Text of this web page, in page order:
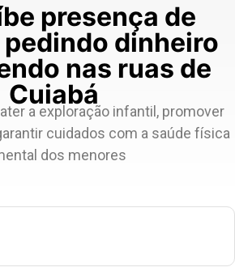
presença de
dinheiro
nas ruas de
Cuiabá
a exploração infantil, promover
cuidados com a saúde física
dos menores